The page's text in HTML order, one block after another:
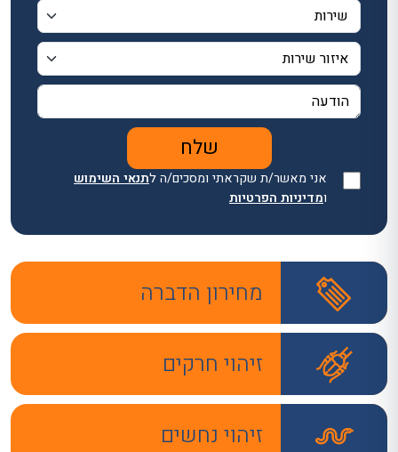
אני מאשר/ת שקראתי ומסכים/ה לתנאי השימוש
ומדיניות הפרטיות
מחירון הדברה
זיהוי חרקים
זיהוי נחשים